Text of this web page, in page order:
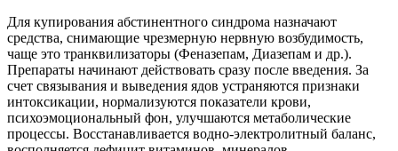
Для купирования абстинентного синдрома назначают
средства, снимающие чрезмерную нервную возбудимость,
чаще это транквилизаторы (Феназепам, Диазепам и др.).
Препараты начинают действовать сразу после введения. За
счет связывания и выведения ядов устраняются признаки
интоксикации, нормализуются показатели крови,
психоэмоциональный фон, улучшаются метаболические
процессы. Восстанавливается водно-электролитный баланс,